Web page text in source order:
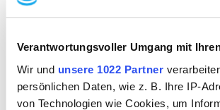
Verantwortungsvoller Umgang mit
Wir und unsere 1022 Partner
persönlichen Daten, wie z. B. Ihre IP-
von Technologien wie Cookies, um
MORE THAN JUST A HOME
events, seminars, incentives or large-scale
unique ambience of the Audi Sportpark
perfectly adapted to all requirements.